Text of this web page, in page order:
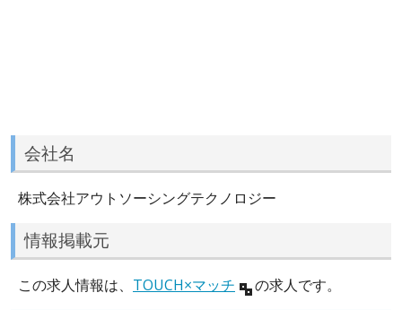
会社名
株式会社アウトソーシングテクノロジー
情報掲載元
この求人情報は、 TOUCH×マッチ の求人です。